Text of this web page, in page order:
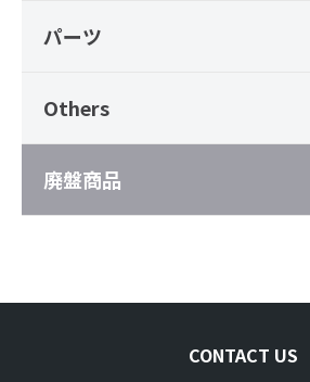
パーツ
Others
廃盤商品
CONTACT US